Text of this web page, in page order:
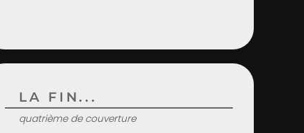
LA FIN...
quatrième de couverture